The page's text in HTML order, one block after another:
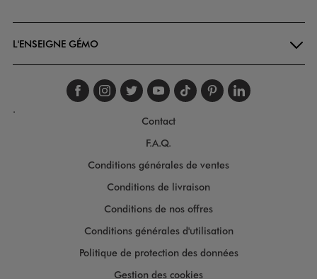
L'ENSEIGNE GÉMO
Suivez-nous sur
Suivez-nous sur
Suivez-nous sur
Suivez-nous
Suivez-nous
Suivez-
.
Contact
F.A.Q.
Conditions générales de ventes
Conditions de livraison
Conditions de nos offres
Conditions générales d'utilisation
Politique de protection des données
Gestion des cookies